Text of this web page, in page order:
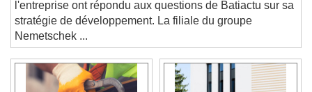
Color
Text Background
Color Opacity
l'entreprise ont répondu aux questions de Batiactu sur sa
stratégie de développement. La filiale du groupe
Nemetschek ...